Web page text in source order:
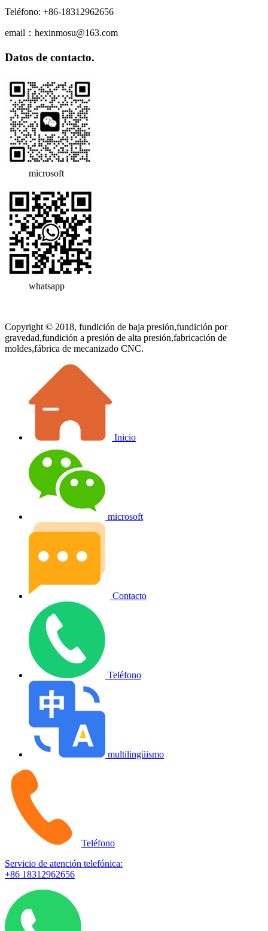
Teléfono: +86-18312962656
email：hexinmosu@163.com
Datos de contacto.
microsoft
whatsapp
Copyright © 2018, fundición de baja presión,fundición por
gravedad,fundición a presión de alta presión,fabricación de
moldes,fábrica de mecanizado CNC.
Inicio
microsoft
Contacto
Teléfono
multilingüismo
Teléfono
Servicio de atención telefónica:
+86 18312962656